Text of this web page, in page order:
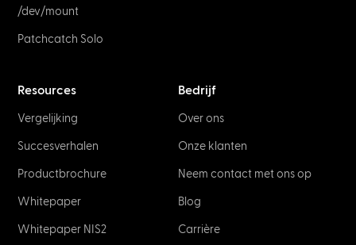
/dev/mount
Patchcatch Solo
Resources
Vergelijking
Succesverhalen
Productbrochure
Whitepaper
Whitepaper NIS2
Bedrijf
Over ons
Onze klanten
Neem contact met ons op
Blog
Carrière